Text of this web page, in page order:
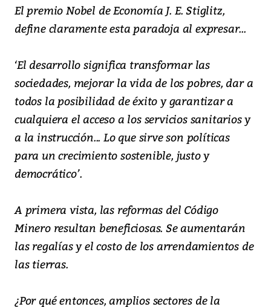
El premio Nobel de Economía J. E. Stiglitz,
define claramente esta paradoja al expresar...
‘El desarrollo significa transformar las
sociedades, mejorar la vida de los pobres, dar a
todos la posibilidad de éxito y garantizar a
cualquiera el acceso a los servicios sanitarios y
a la instrucción... Lo que sirve son políticas
para un crecimiento sostenible, justo y
democrático’.
A primera vista, las reformas del Código
Minero resultan beneficiosas. Se aumentarán
las regalías y el costo de los arrendamientos de
las tierras.
¿Por qué entonces, amplios sectores de la